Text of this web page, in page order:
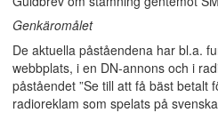
Genkäromålet
De aktuella påståendena har bl.a.
webbplats, i en DN-annons och i
påståendet ”Se till att få bäst betalt
radioreklam som spelats på